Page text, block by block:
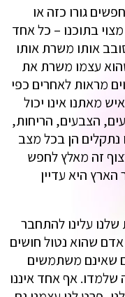
גורו כזה או
בתוכנו – כל אחד
אותו משרת אותו
עצמו משרת את
מראות לאחרים כפי
מאתנו אינו יכול
הצבעים, הריחות,
הן בכל מצב
זה מאלץ לחפש
היא עדיין
עלינו להתחבר
אדם שהוא נטול חושים
שאינם משתמשים
אף אחד איננו